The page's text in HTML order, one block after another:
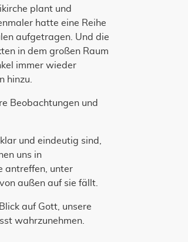
plant und
hatte eine Reihe
aufgetragen. Und die
in dem großen Raum
immer wieder
hinzu.
Beobachtungen und
und eindeutig sind,
uns in
antreffen, unter
außen auf sie fällt.
auf Gott, unsere
wahrzunehmen.